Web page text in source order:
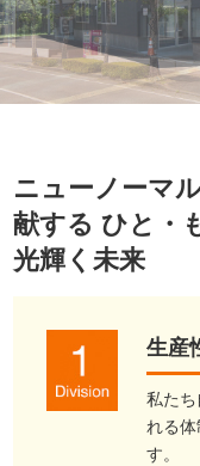
ニューノーマ
献するひと・
光輝く未来
生産
私たち
れる体
す。